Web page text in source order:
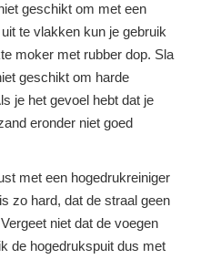
geschikt om met een
te vlakken kun je gebruik
moker met rubber dop. Sla
geschikt om harde
je het gevoel hebt dat je
eronder niet goed
met een hogedrukreiniger
zo hard, dat de straal geen
niet dat de voegen
de hogedrukspuit dus met